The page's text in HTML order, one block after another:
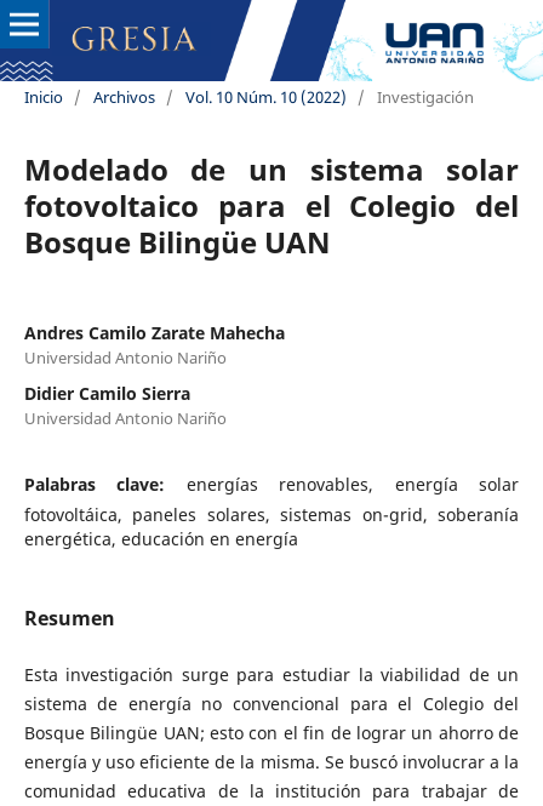
Inicio / Archivos / Vol. 10 Núm. 10 (2022) / Investigación
Modelado de un sistema solar
fotovoltaico para el Colegio del
Bosque Bilingüe UAN
Andres Camilo Zarate Mahecha
Universidad Antonio Nariño
Didier Camilo Sierra
Universidad Antonio Nariño
Palabras clave: energías renovables, energía solar
fotovoltáica, paneles solares, sistemas on-grid, soberanía
energética, educación en energía
Resumen
Esta investigación surge para estudiar la viabilidad de un
sistema de energía no convencional para el Colegio del
Bosque Bilingüe UAN; esto con el fin de lograr un ahorro de
energía y uso eficiente de la misma. Se buscó involucrar a la
comunidad educativa de la institución para trabajar de